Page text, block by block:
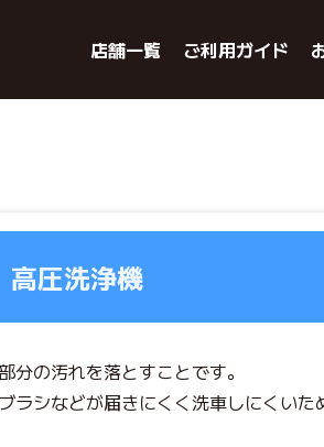
店舗一覧 ご利用ガイド
高圧洗浄機
の汚れを落とすことです。
ラシなどが届きにくく洗車しにくい